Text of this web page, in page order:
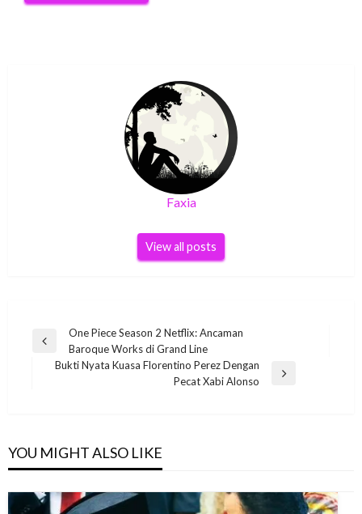
Faxia
View all posts
Post
navigation
Previous
One Piece Season 2 Netflix: Ancaman
Baroque Works di Grand Line
Bukti Nyata Kuasa Florentino Perez Dengan
Pecat Xabi Alonso
YOU MIGHT ALSO LIKE